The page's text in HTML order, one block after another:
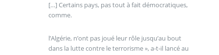
[…] Certains pays, pas tout à fait démocratiques,
comme.
l’Algérie, n’ont pas joué leur rôle jusqu’au bout
dans la lutte contre le terrorisme », a‑t‑il lancé au